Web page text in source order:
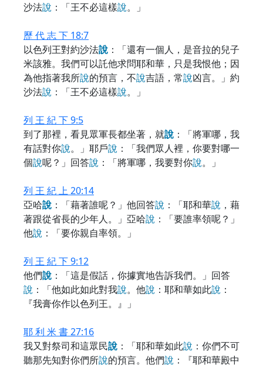
沙法說 ：「王不必這樣說。」
歷 代 志 下 18:7
以色列王對約沙法說 ：「還有一個人，是音拉的兒子
米該雅。我們可以託他求問耶和華，只是我恨他；因
為他指著我所說的預言，不說吉語，常說凶言。」約
沙法說 ：「王不必這樣說。」
列 王 紀 下 9:5
到了那裡，看見眾軍長都坐著，就說 ：「將軍哪，我
有話對你說。」耶戶說 ：「我們眾人裡，你要對哪一
個說呢？」回答說 ：「將軍哪，我要對你說。」
列 王 紀 上 20:14
亞哈說 ：「藉著誰呢？」他回答說 ：「耶和華說 ，藉
著跟從省長的少年人。」亞哈說 ：「要誰率領呢？」
他說 ：「要你親自率領。」
列 王 紀 下 9:12
他們說 ：「這是假話，你據實地告訴我們。」回答
說 ：「他如此如此對我說。他說 ：耶和華如此說 ：
『我膏你作以色列王。』」
耶 利 米 書 27:16
我又對祭司和這眾民說 ：「耶和華如此說 ：你們不可
聽那先知對你們所說的預言。他們說 ：『耶和華殿中